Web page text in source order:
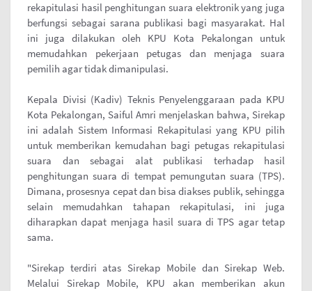
rekapitulasi hasil penghitungan suara elektronik yang juga
berfungsi sebagai sarana publikasi bagi masyarakat. Hal
ini juga dilakukan oleh KPU Kota Pekalongan untuk
memudahkan pekerjaan petugas dan menjaga suara
pemilih agar tidak dimanipulasi.
Kepala Divisi (Kadiv) Teknis Penyelenggaraan pada KPU
Kota Pekalongan, Saiful Amri menjelaskan bahwa, Sirekap
ini adalah Sistem Informasi Rekapitulasi yang KPU pilih
untuk memberikan kemudahan bagi petugas rekapitulasi
suara dan sebagai alat publikasi terhadap hasil
penghitungan suara di tempat pemungutan suara (TPS).
Dimana, prosesnya cepat dan bisa diakses publik, sehingga
selain memudahkan tahapan rekapitulasi, ini juga
diharapkan dapat menjaga hasil suara di TPS agar tetap
sama.
"Sirekap terdiri atas Sirekap Mobile dan Sirekap Web.
Melalui Sirekap Mobile, KPU akan memberikan akun